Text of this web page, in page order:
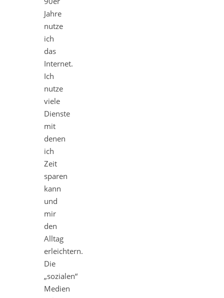
Jahre
nutze
ich
das
Internet.
Ich
nutze
viele
Dienste
mit
denen
ich
Zeit
sparen
kann
und
mir
den
Alltag
erleichtern.
Die
„sozialen“
Medien